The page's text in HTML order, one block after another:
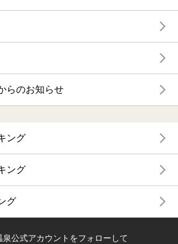
らのお知らせ
ング
ング
グ
泉公式アカウントをフォローして